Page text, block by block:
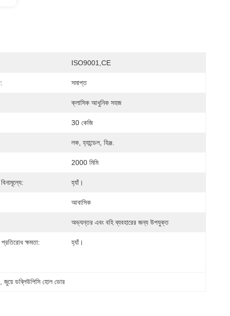
ISO9001,CE
সমাপ্ত
ক্লাসিক আধুনিক সহজ
30 কেজি
লক, হ্যান্ডেল, হিঞ্জ.
2000 মিমি
হ্যাঁ।
আবাসিক
অভ্যন্তর এবং বহি ব্যবহারের জন্য উপযুক্ত
ক্ষমতা: হ্যাঁ।
, জুয়ে ডব্লিউপিসি হোল ডোর